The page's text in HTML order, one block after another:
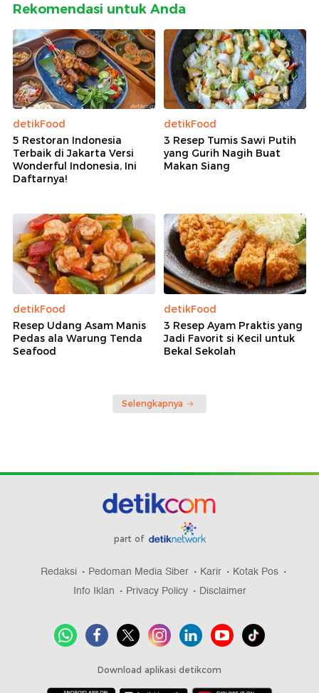
Rekomendasi untuk Anda
detikFood
5 Restoran Indonesia
Terbaik di Jakarta Versi
Wonderful Indonesia, Ini
Daftarnya!
detikFood
3 Resep Tumis Sawi Putih
yang Gurih Nagih Buat
Makan Siang
detikFood
Resep Udang Asam Manis
Pedas ala Warung Tenda
Seafood
detikFood
3 Resep Ayam Praktis yang
Jadi Favorit si Kecil untuk
Bekal Sekolah
Selengkapnya
part of
Redaksi Pedoman Media Siber Karir
Kotak Pos
Info Iklan
Privacy Policy Disclaimer
Download aplikasi detikcom